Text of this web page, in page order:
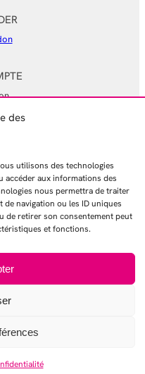
des
utilisons des technologies
accéder aux informations des
nous permettra de traiter
navigation ou les ID uniques
de retirer son consentement peut
et fonctions.
de ventes